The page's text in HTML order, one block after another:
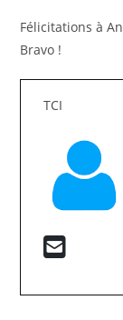
Félicitations à
Bravo !
TCI